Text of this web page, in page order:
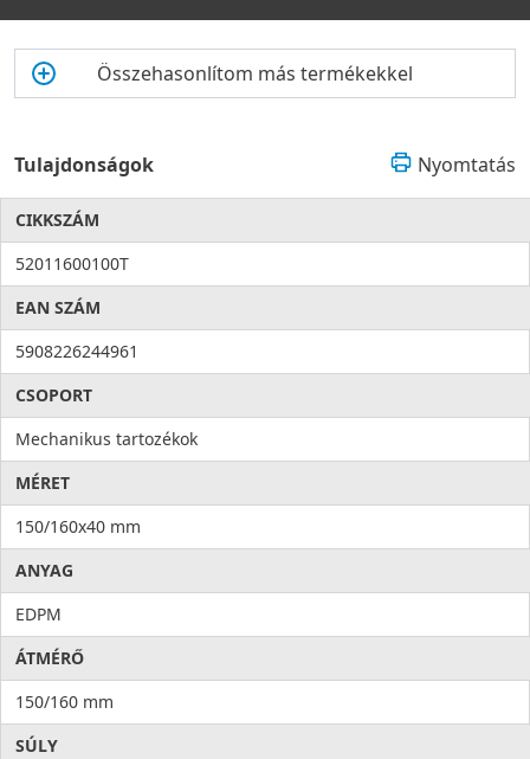
Összehasonlítom más termékekkel
Tulajdonságok Nyomtatás
CIKKSZÁM
52011600100T
EAN SZÁM
5908226244961
CSOPORT
Mechanikus tartozékok
MÉRET
150/160x40 mm
ANYAG
EDPM
ÁTMÉRŐ
150/160 mm
SÚLY